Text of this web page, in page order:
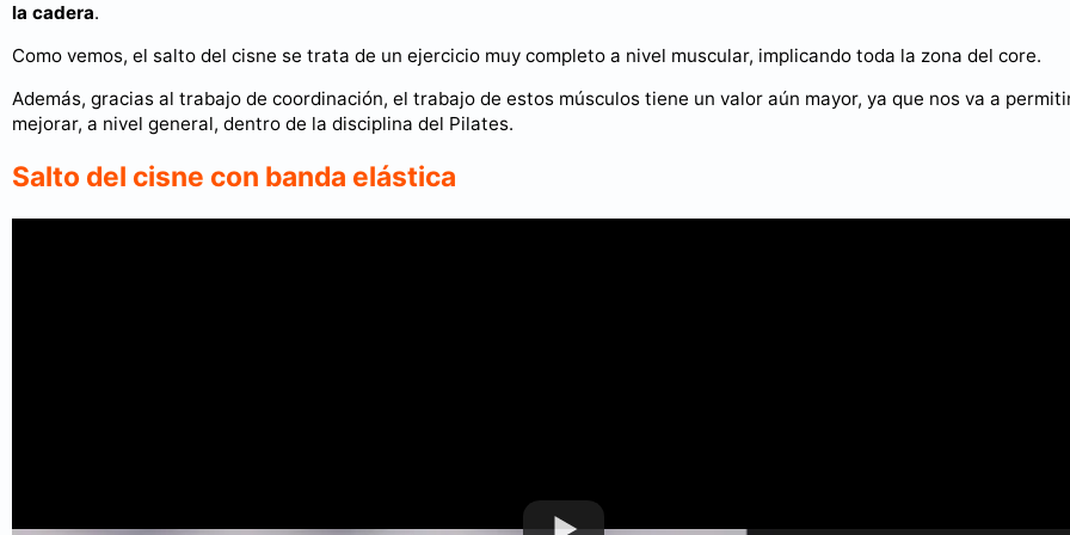
la cadera.
Como vemos, el salto del cisne se trata de un ejercicio muy completo a nivel muscular, implicando toda la zona del core.
Además, gracias al trabajo de coordinación, el trabajo de estos músculos tiene un valor aún mayor, ya que nos va a
mejorar, a nivel general, dentro de la disciplina del Pilates.
Salto del cisne con banda elástica